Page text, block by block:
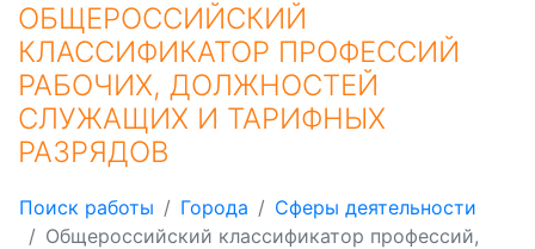
ОБЩЕРОССИЙСКИЙ
КЛАССИФИКАТОР ПРОФЕССИЙ
РАБОЧИХ, ДОЛЖНОСТЕЙ
СЛУЖАЩИХ И ТАРИФНЫХ
РАЗРЯДОВ
Поиск работы Города
Сферы деятельности
Общероссийский классификатор профессий,